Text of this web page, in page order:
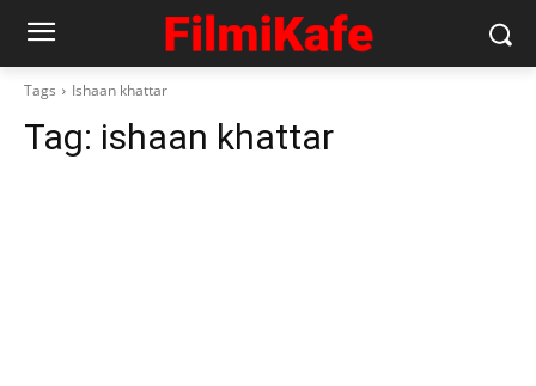
Tags Ishaan khattar
Tag: ishaan khattar